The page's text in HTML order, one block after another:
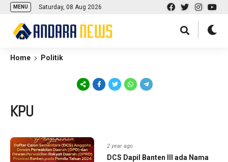
MENU Saturday, 08 Aug 2026
Home Politik
KPU
2 year ago
DCS Dapil Banten III ada Nama